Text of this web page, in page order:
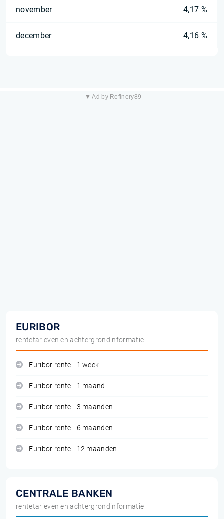
november 4,17 %
december 4,16 %
▼ Ad by Refinery89
EURIBOR
rentetarieven en achtergrondinformatie
Euribor rente - 1 week
Euribor rente - 1 maand
Euribor rente - 3 maanden
Euribor rente - 6 maanden
Euribor rente - 12 maanden
CENTRALE BANKEN
rentetarieven en achtergrondinformatie